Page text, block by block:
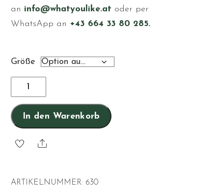
an info@whatyoulike.at oder per
WhatsApp an +43 664 33 80 285.
Größe
Veterinär
Menge
In den Warenkorb
Share
ARTIKELNUMMER: 630